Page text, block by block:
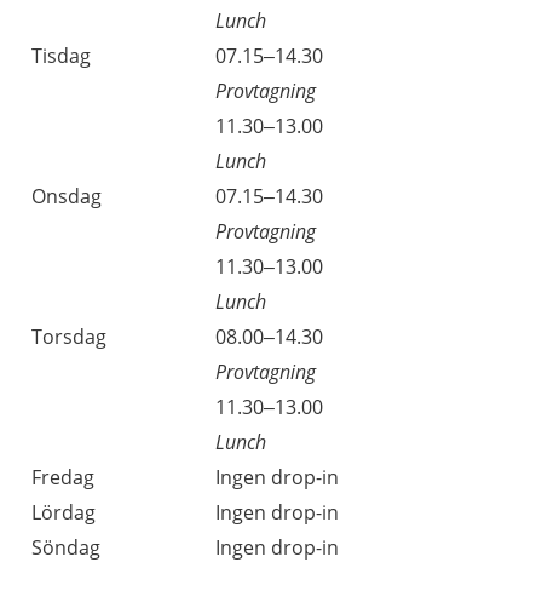
Lunch
Tisdag
07.15–14.30
Provtagning
11.30–13.00
Lunch
Onsdag
07.15–14.30
Provtagning
11.30–13.00
Lunch
Torsdag
08.00–14.30
Provtagning
11.30–13.00
Lunch
Fredag
Ingen drop-in
Lördag
Ingen drop-in
Söndag
Ingen drop-in